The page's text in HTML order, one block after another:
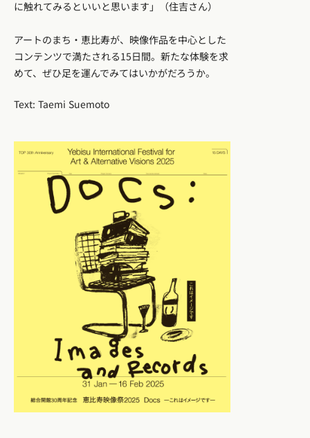
に触れてみるといいと思います」（住吉さん）
アートのまち・恵比寿が、映像作品を中心とした
コンテンツで満たされる15日間。新たな体験を求
めて、ぜひ足を運んでみてはいかがだろうか。
Text: Taemi Suemoto